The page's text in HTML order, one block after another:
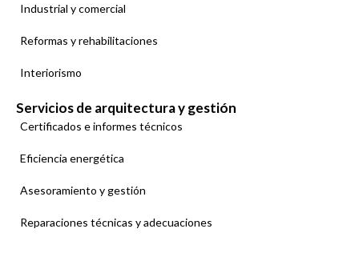
Industrial y comercial
Reformas y rehabilitaciones
Interiorismo
Servicios de arquitectura y gestión
Certificados e informes técnicos
Eficiencia energética
Asesoramiento y gestión
Reparaciones técnicas y adecuaciones